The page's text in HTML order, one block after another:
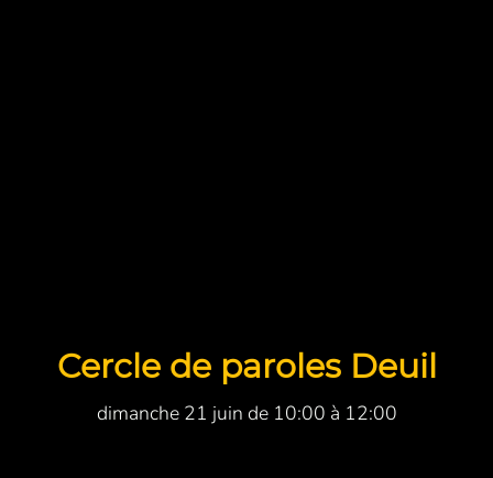
Cercle de paroles Deuil
dimanche 21 juin de 10:00 à 12:00